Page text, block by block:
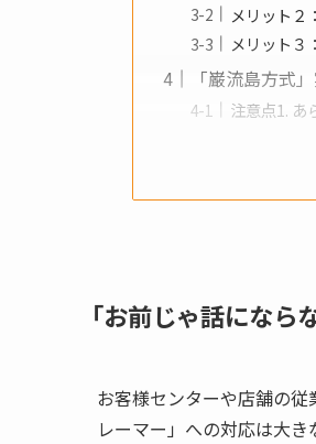
メリット２
メリット３
「巌流島方式
注意点1. あ
「お前じゃ話にな
お客様センターや店舗の
レーマー」への対応は大